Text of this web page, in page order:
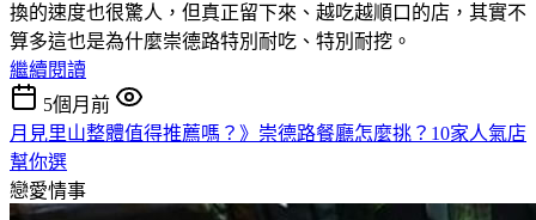
換的速度也很驚人，但真正留下來、越吃越順口的店，其實不
算多這也是為什麼崇德路特別耐吃、特別耐挖。
繼續閱讀
5個月前
月見里山整體值得推薦嗎？》崇德路餐廳怎麼挑？10家人氣店
幫你選
戀愛情事